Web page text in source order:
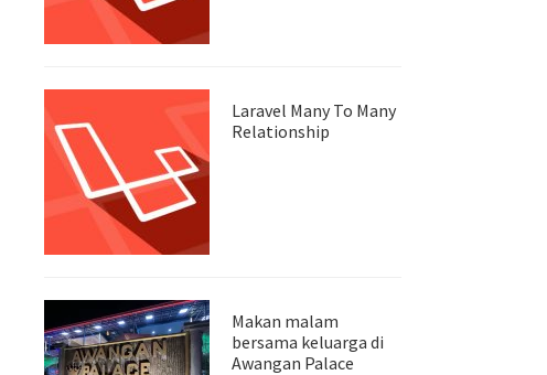
Laravel Many To Many
Relationship
Makan malam
bersama keluarga di
Awangan Palace